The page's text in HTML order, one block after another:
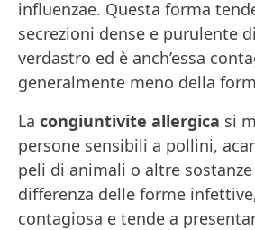
influenzae. Questa forma
secrezioni dense e purulente
verdastro ed è anch’essa
generalmente meno della
La congiuntivite allergica si
persone sensibili a pollini,
peli di animali o altre
differenza delle forme
contagiosa e tende a